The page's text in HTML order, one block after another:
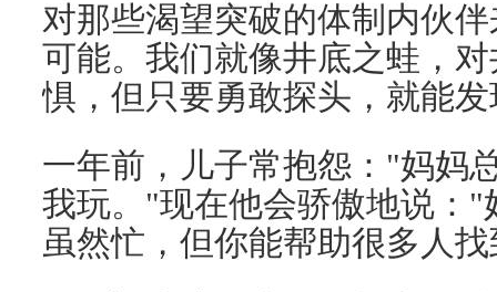
对那些渴望突破的体制内伙
可能。我们就像井底之蛙，
惧，但只要勇敢探头，就能
一年前，儿子常抱怨："妈妈
我玩。"现在他会骄傲地说："
虽然忙，但你能帮助很多人